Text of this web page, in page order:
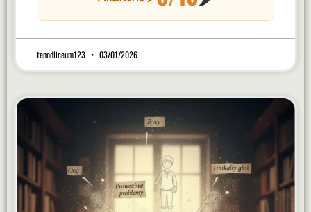
tenodliceum123 03/01/2026